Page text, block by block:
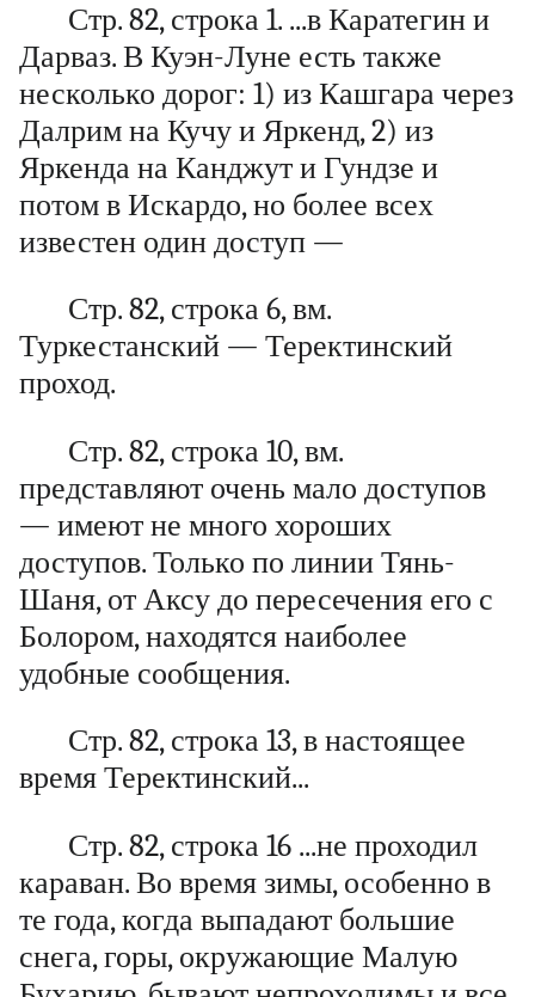
Стр. 82, строка 1. ...в Каратегин и
Дарваз. В Куэн-Луне есть также
несколько дорог: 1) из Кашгара через
Далрим на Кучу и Яркенд, 2) из
Яркенда на Канджут и Гундзе и
потом в Искардо, но более всех
известен один доступ —
Стр. 82, строка 6, вм.
Туркестанский — Теректинский
проход.
Стр. 82, строка 10, вм.
представляют очень мало доступов
— имеют не много хороших
доступов. Только по линии Тянь-
Шаня, от Аксу до пересечения его с
Болором, находятся наиболее
удобные сообщения.
Стр. 82, строка 13, в настоящее
время Теректинский...
Стр. 82, строка 16 ...не проходил
караван. Во время зимы, особенно в
те года, когда выпадают большие
снега, горы, окружающие Малую